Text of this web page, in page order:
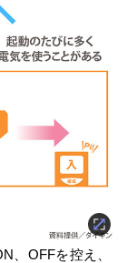
、OFFを控え、